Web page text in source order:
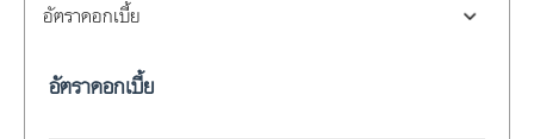
อัตราดอกเบี้ย
อัตราดอกเบี้ย